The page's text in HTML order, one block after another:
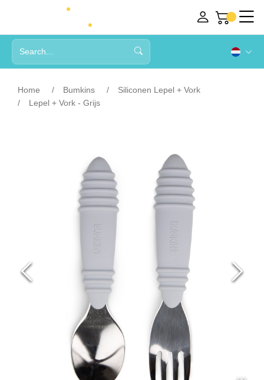
Home Bumkins
Siliconen Lepel + Vork
Lepel + Vork - Grijs